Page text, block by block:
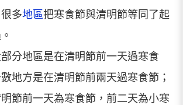
多地區把寒食節與清明節等同了起
分地區是在清明節前一天過寒食
地方是在清明節前兩天過寒食節；
節前一天為寒食節，前二天為小寒